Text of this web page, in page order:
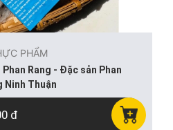
PHẨM
Rang - Đặc sản Phan
Ninh Thuận
đ